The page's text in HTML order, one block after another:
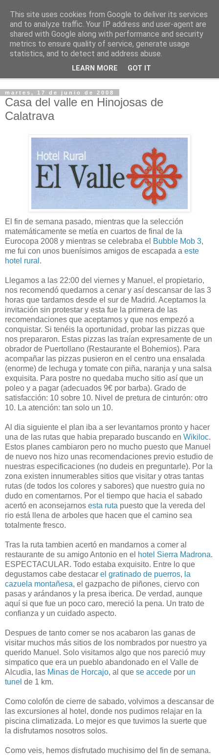
2KChTes
Tomándome un descanso
martes, 17 de junio de 2008
Casa del valle en Hinojosas de
Calatrava
El fin de semana pasado, mientras que la selección
matemáticamente se metía en cuartos de final de la
Eurocopa 2008 y mientras se celebraba el Bubble Mob 3,
me fui con unos buenísimos amigos de escapada a este
hotel rural .
Llegamos a las 22:00 del viernes y Manuel, el propietario,
nos recomendó quedarnos a cenar y así descansar de las 3
horas que tardamos desde el sur de Madrid. Aceptamos la
invitación sin protestar y esta fue la primera de las
recomendaciones que aceptamos y que nos empezó a
conquistar. Si tenéis la oportunidad, probar las pizzas que
nos prepararon. Estas pizzas las traían expresamente de un
obrador de Puertollano (Restaurante el Bohemios). Para
acompañar las pizzas pusieron en el centro una ensalada
(enorme) de lechuga y tomate con piña, naranja y una salsa
exquisita. Para postre no quedaba mucho sitio así que un
poleo y a pagar (adecuados 9€ por barba). Grado de
satisfacción: 10 sobre 10. Nivel de pretura de cinturón: otro
10. La atención: tan solo un 10.
Al dia siguiente el plan iba a ser levantarnos pronto y hacer
una de las rutas que habia preparado buscando en Wikiloc.
Estos planes cambiaron pero no mucho puesto que Manuel
de nuevo nos hizo unas recomendaciones previo estudio de
nuestras especificaciones (no dudeis en preguntarle). Por la
zona existen innumerables sitios que visitar y otras tantas
rutas (de todos los colores y sabores) que nuestro guia no
dudo en comentarnos. Por el tiempo que hacia el sabado
acertó en aconsejarnos esta ruta puesto que la vereda del
rio está llena de arboles que hacen que el camino sea
totalmente fresco.
Tras la ruta tambien acertó en mandarnos a comer al
restaurante de su amigo Antonio en el hotel Sierra Madrona.
ESPECTACULAR. Todo estaba exquisito. Entre lo que
degustamos cabe destacar el gratinado de puerros, la
cazuela montañesa, el gazpacho de piñones, ciervo con
pasas y arándanos y la presa iberica. De verdad, aunque
aquí si que fue un poco caro, mereció la pena. Un trato de
confianza y un cuidado aspecto.
Despues de tanto comer se nos acabaron las ganas de
visitar muchos más sitios de los nombrados por nuestro ya
querido Manuel. Solo visitamos algo que nos pareció muy
simpatico que era un pueblo abandonado en el Valle de
Alcudia, las Minas de Horcajo, al que se accede por un
tunel de 1 km.
Como colofón de cierre de sabado, volvimos a descansar de
las excursiones al hotel, donde nos pudimos relajar en la
piscina climatizada. Lo mejor es que tuvimos la suerte que
la disfrutamos nosotros solos.
Como veis, hemos disfrutado muchisimo del fin de semana.
This site uses cookies from Google to deliver its services
and to analyze traffic. Your IP address and user-agent are
shared with Google along with performance and security
metrics to ensure quality of service, generate usage
statistics, and to detect and address abuse.
LEARN MORE GOT IT